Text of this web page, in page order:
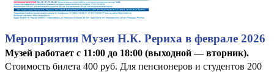
Мероприятия Музея Н.К. Рериха в феврале 2026
Музей работает с 11:00 до 18:00 (выходной — вторник).
Стоимость билета 400 руб. Для пенсионеров и студентов 200